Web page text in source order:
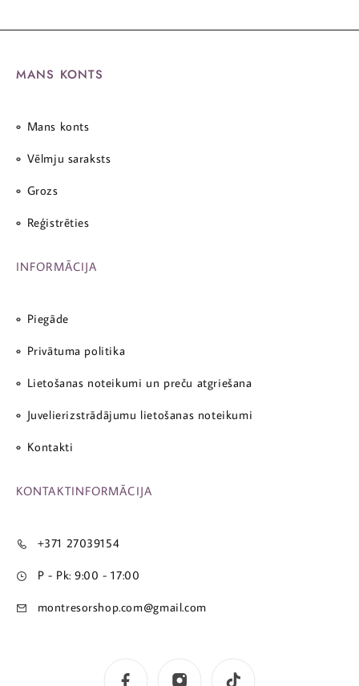
MANS KONTS
Mans konts
Vēlmju saraksts
Grozs
Reģistrēties
INFORMĀCIJA
Piegāde
Privātuma politika
Lietošanas noteikumi un preču atgriešana
Juvelierizstrādājumu lietošanas noteikumi
Kontakti
KONTAKTINFORMĀCIJA
+371 27039154
P - Pk: 9:00 - 17:00
montresorshop.com@gmail.com